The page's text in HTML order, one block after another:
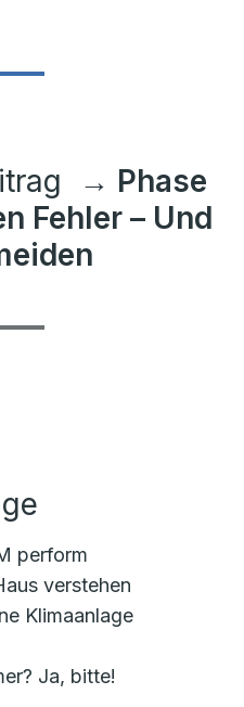
→ Phase
Fehler – Und
perform
verstehen
Klimaanlage
Ja, bitte!